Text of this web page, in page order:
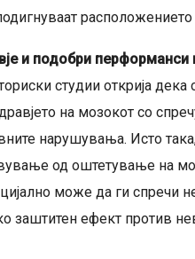
и подобри
студии открија
на мозокот со
нарушувања. Исто
од оштетување на
може да ги спречи
заштитен ефект против